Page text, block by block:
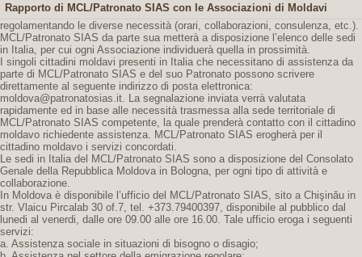
Rapporto di MCL/Patronato SIAS con le Associazioni di Moldavi
regolamentando le diverse necessità (orari, collaborazioni, consulenza, etc.).
MCL/Patronato SIAS da parte sua metterà a disposizione l’elenco delle sedi
in Italia, per cui ogni Associazione individuerà quella in prossimità.
I singoli cittadini moldavi presenti in Italia che necessitano di assistenza da
parte di MCL/Patronato SIAS e del suo Patronato possono scrivere
direttamente al seguente indirizzo di posta elettronica:
moldova@patronatosias.it. La segnalazione inviata verrà valutata
rapidamente ed in base alle necessità trasmessa alla sede territoriale di
MCL/Patronato SIAS competente, la quale prenderà contatto con il cittadino
moldavo richiedente assistenza. MCL/Patronato SIAS erogherà per il
cittadino moldavo i servizi concordati.
Le sedi in Italia del MCL/Patronato SIAS sono a disposizione del Consolato
Genale della Repubblica Moldova in Bologna, per ogni tipo di attività e
collaborazione.
In Moldova è disponibile l’ufficio del MCL/Patronato SIAS, sito a Chişinău in
str. Vlaicu Pircalab 30 of.7, tel. +373.79400397, disponibile al pubblico dal
lunedi al venerdi, dalle ore 09.00 alle ore 16.00. Tale ufficio eroga i seguenti
servizi:
a. Assistenza sociale in situazioni di bisogno o disagio;